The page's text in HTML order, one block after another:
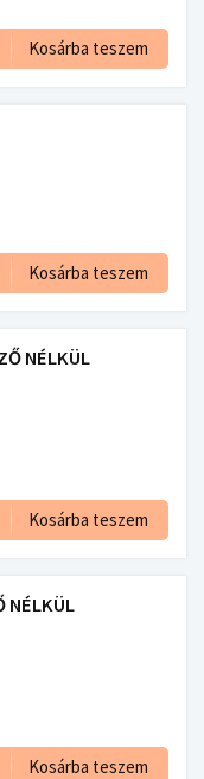
Kosárba teszem
Kosárba teszem
NÉLKÜL
Kosárba teszem
NÉLKÜL
Kosárba teszem